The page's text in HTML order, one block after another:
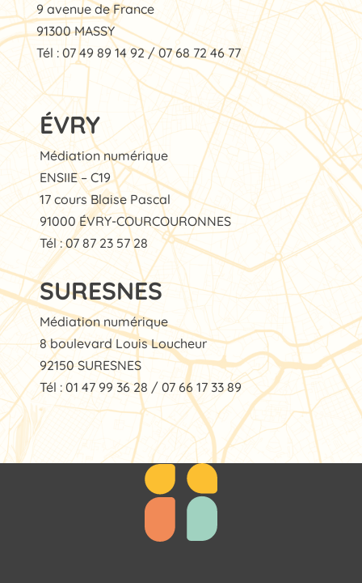
9 avenue de France
91300 MASSY
Tél : 07 49 89 14 92 / 07 68 72 46 77
ÉVRY
Médiation numérique
ENSIIE – C19
17 cours Blaise Pascal
91000 ÉVRY-COURCOURONNES
Tél : 07 87 23 57 28
SURESNES
Médiation numérique
8 boulevard Louis Loucheur
92150 SURESNES
Tél : 01 47 99 36 28 / 07 66 17 33 89